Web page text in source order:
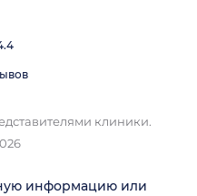
клиники.
информацию или